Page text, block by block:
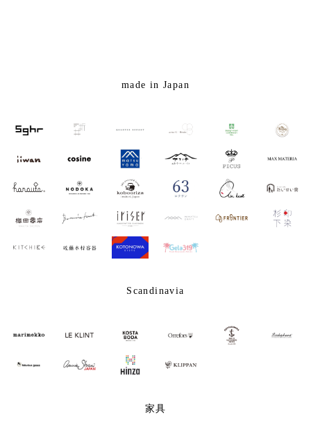
made in Japan
Scandinavia
家具